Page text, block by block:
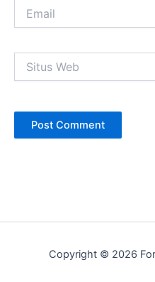
Web
Copyright © 2026